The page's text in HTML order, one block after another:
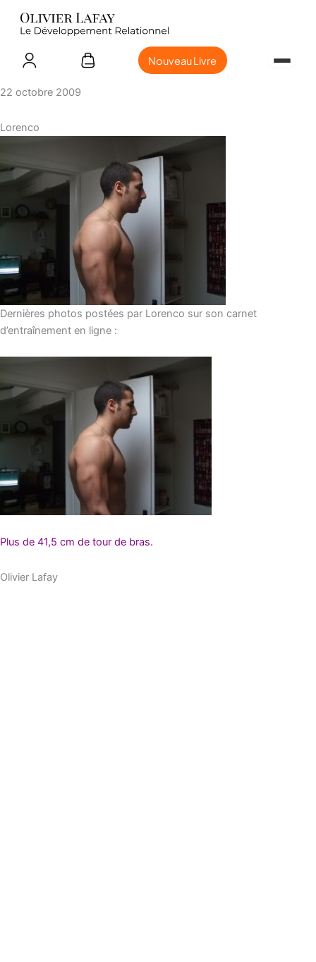
Nouveau Livre
22 octobre 2009
Lorenco
Dernières photos postées par Lorenco sur son carnet
d’entraînement en ligne :
Plus de 41,5 cm de tour de bras.
Olivier Lafay